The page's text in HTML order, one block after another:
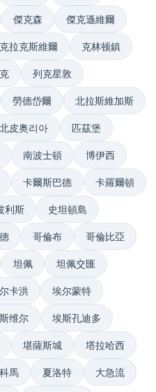
傑克森 傑克遜維爾
克拉克斯維爾 克林顿鎮
列克星敦
勞德岱爾 北拉斯維加斯
北皮奥리아 匹茲堡
南波士頓 博伊西
卡爾斯巴德 卡羅爾頓
利斯 史坦頓島
哥倫布 哥倫比亞
坦佩 坦佩交匯
卡洪 埃尔蒙特
维尔 埃斯孔迪多
堪薩斯城 塔拉哈西
馬 夏洛特 大急流